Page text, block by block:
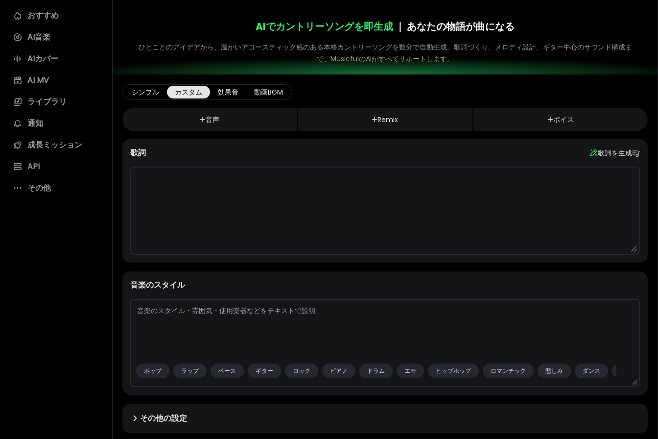
おすすめ
AI音楽
AIカバー
AI MV
ライブラリ
通知
成長ミッション
API
その他
AIでカントリーソングを即生成 ｜ あなたの物語が曲になる
ひとことのアイデアから、温かいアコースティック感のある本格カントリーソングを数分で自動生成。歌詞づくり、メロディ設計、ギター中心のサウンド構成ま
で、MusicfulのAIがすべてサポートします。
シンプル カスタム 効果音 動画BGM
音声 Remix ボイス
歌詞 歌詞を生成
音楽のスタイル
ポップ ラップ ベース ギター ロック ピアノ ドラム エモ ヒップホップ ロマンチック 悲しみ ダンス
その他の設定